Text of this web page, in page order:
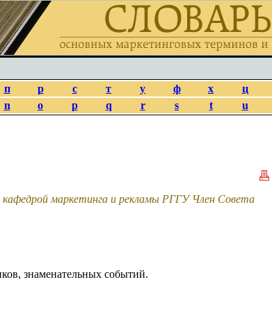
п р с т у ф х ц
n o p q r s t u
кафедрой маркетинга и рекламы РГГУ Член Совета
знаменательных событий.